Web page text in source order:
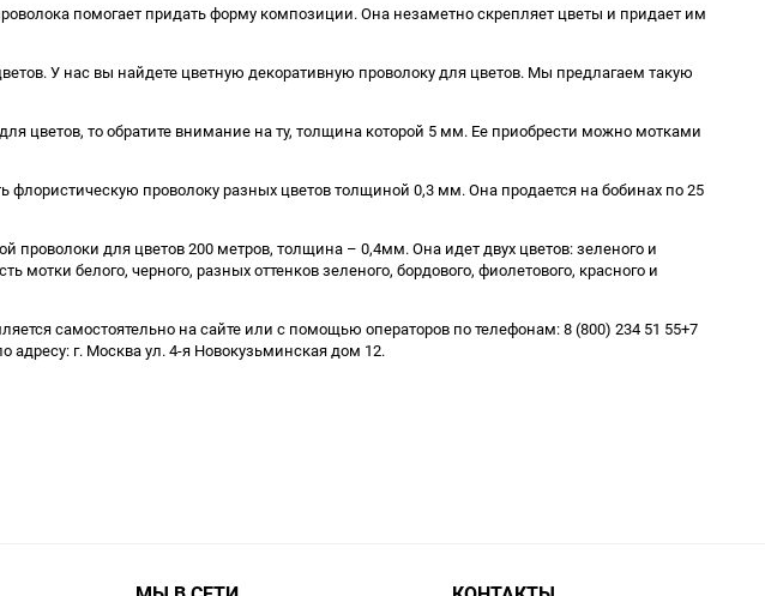
помогает придать форму композиции. Она незаметно скрепляет цветы и придает им
У нас вы найдете цветную декоративную проволоку для цветов. Мы предлагаем такую
цветов, то обратите внимание на ту, толщина которой 5 мм. Ее приобрести можно мотками
проволоку разных цветов толщиной 0,3 мм. Она продается на бобинах по 25
для цветов 200 метров, толщина – 0,4мм. Она идет двух цветов: зеленого и
белого, черного, разных оттенков зеленого, бордового, фиолетового, красного и
самостоятельно на сайте или с помощью операторов по телефонам: 8 (800) 234 51 55+7
г. Москва ул. 4-я Новокузьминская дом 12.